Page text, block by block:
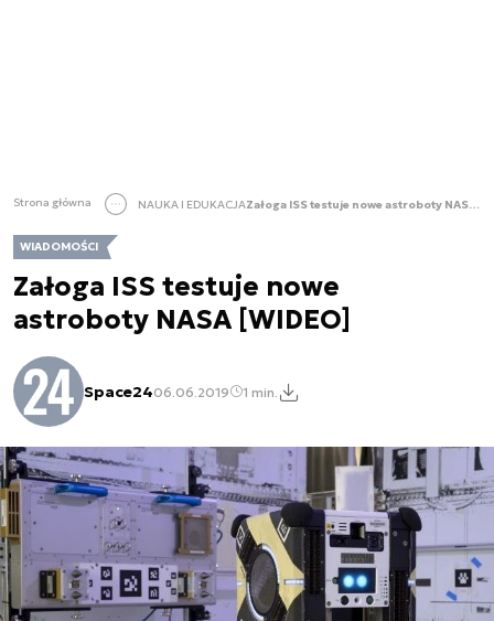
Strona główna NAUKA I EDUKACJA Załoga ISS testuje nowe astroboty NASA [WIDEO]
WIADOMOŚCI
Załoga ISS testuje nowe
astroboty NASA [WIDEO]
Space2406.06.2019 1 min.